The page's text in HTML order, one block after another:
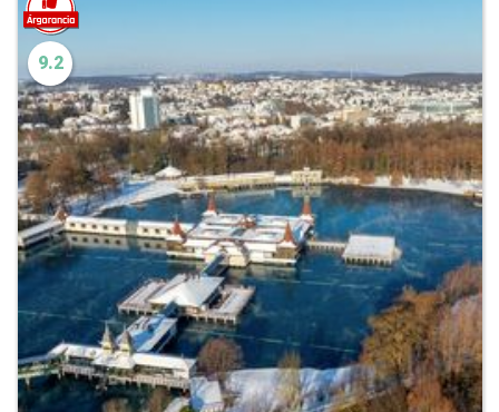
9.2